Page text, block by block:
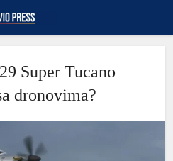
Super Tucano
dronovima?